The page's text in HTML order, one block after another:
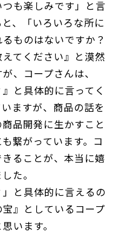
も楽しみです」と言
、「いろいろな所に
ものはないですか？
てください』と漠然
、コープさんは、
と具体的に言ってく
ますが、商品の話を
品開発に生かすこと
繋がっています。コ
ることが、本当に嬉
た。
」と具体的に言えるの
』としているコープ
います。